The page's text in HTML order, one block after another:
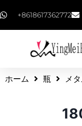
+8618617362772
ホーム 瓶 メ